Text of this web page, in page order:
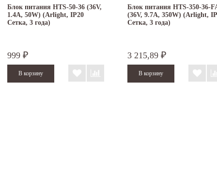
Блок питания HTS-50-36 (36V,
1.4A, 50W) (Arlight, IP20
Сетка, 3 года)
999 ₽
Блок питания HTS-350-36-
(36V, 9.7A, 350W) (Arlight,
Сетка, 3 года)
3 215,89 ₽